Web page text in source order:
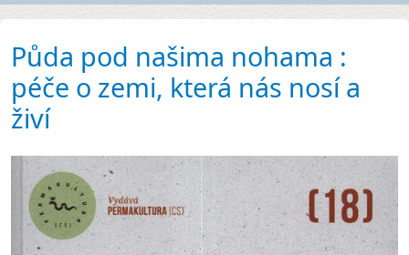
Půda pod našima nohama :
péče o zemi, která nás nosí a
živí